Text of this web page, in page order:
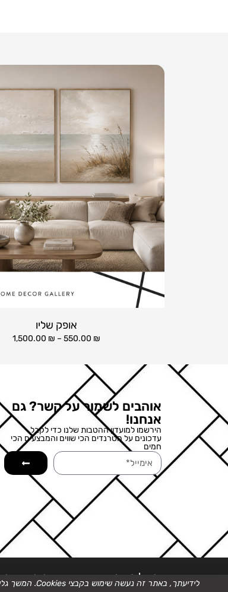
אופק שליו
550.00 ₪
–
1,500.00 ₪
אוהבים לשמור על קשר? גם
אנחנו!
הירשמו למועדון ההטבות שלנו כדי לקבל
עדכונים על הטרנדים הכי שווים והמבצעים הכי
חמים
ט.ל.ח. | © כל הזכויות שמורות לגלריה של
לידיעתך, באתר זה נעשה שימוש בקבצי Cookies. המשך גלישה באתר מהווה הסכמה לשימוש זה, למידע נוסף ניתן לעיין ב